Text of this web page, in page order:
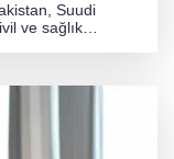
Suudi
ve sağlık